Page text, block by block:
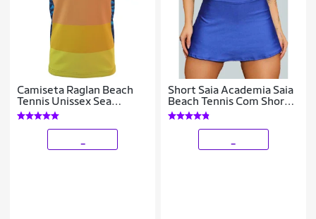
Camiseta Raglan Beach
Tennis Unissex Sea
Sunset
Short Saia Academia Saia
Beach Tennis Com Short
Interno Donna Martins